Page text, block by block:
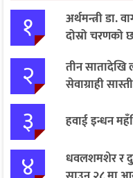
१
अर्थमन्त्री डा.
दोस्रो
२
तीन सातादेखि
सेवाग्राही
३ हवाई इन्धन
४
धवलशमशेर र